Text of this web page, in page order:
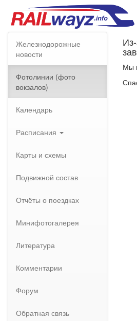
Железнодорожные
новости
Фотолинии (фото
вокзалов)
Календарь
Расписания
Карты и схемы
Подвижной состав
Отчёты о поездках
Минифотогалерея
Литература
Комментарии
Форум
Обратная связь
Мы